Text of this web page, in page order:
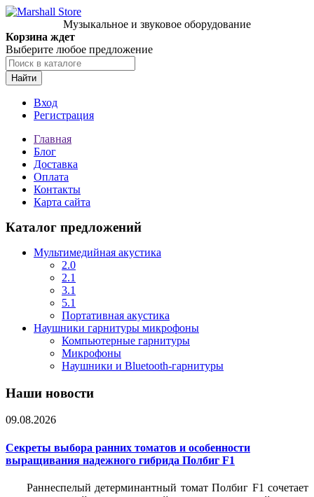
Музыкальное и звуковое оборудование
Корзина ждет
Выберите любое предложение
Найти
Вход
Регистрация
Главная
Блог
Доставка
Оплата
Контакты
Карта сайта
Каталог предложений
Мультимедийная акустика
2.0
2.1
3.1
5.1
Портативная акустика
Наушники гарнитуры микрофоны
Компьютерные гарнитуры
Микрофоны
Наушники и Bluetooth-гарнитуры
Наши новости
09.08.2026
Секреты выбора ранних томатов и особенности
выращивания надежного гибрида Полбиг F1
Раннеспелый детерминантный томат Полбиг F1 сочетает